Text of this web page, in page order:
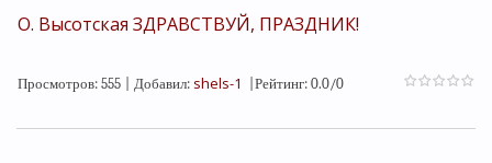
О. Высотская ЗДРАВСТВУЙ, ПРАЗДНИК!
Просмотров: 555 Добавил: shels-1 Рейтинг: 0.0/0